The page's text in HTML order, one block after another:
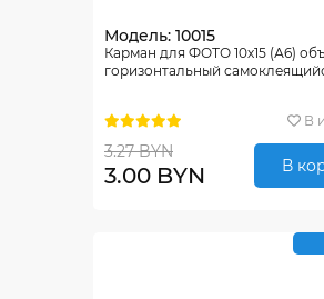
Модель: 10015
Карман для ФОТО 10х15 (А6)
горизонтальный
В
3.27 BYN
3.00 BYN В